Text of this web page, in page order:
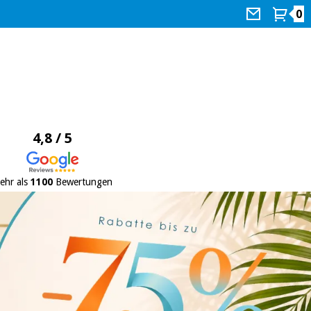
0
4,8 / 5
als1100 Bewertungen